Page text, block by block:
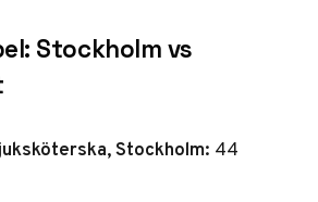
Stockholm vs
Stockholm: 44